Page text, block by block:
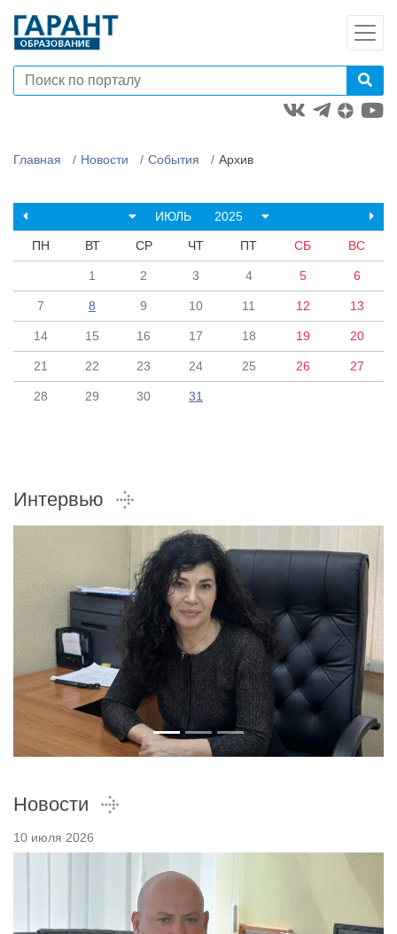
Главная Новости События Архив
ИЮЛЬ 2025
ПН ВТ СР ЧТ ПТ СБ ВС
1 2 3 4 5 6
7 8 9 10 11 12 13
14 15 16 17 18 19 20
21 22 23 24 25 26 27
28 29 30 31
Интервью
Новости
10 июля 2026